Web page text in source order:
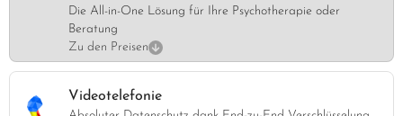
Die All-in-One Lösung für Ihre Psychotherapie oder
Beratung
Zu den Preisen
Videotelefonie